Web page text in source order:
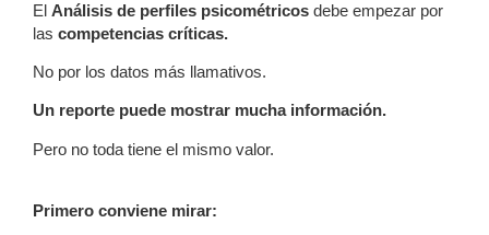
El Análisis de perfiles psicométricos debe empezar por
las competencias críticas.
No por los datos más llamativos.
Un reporte puede mostrar mucha información.
Pero no toda tiene el mismo valor.
Primero conviene mirar: